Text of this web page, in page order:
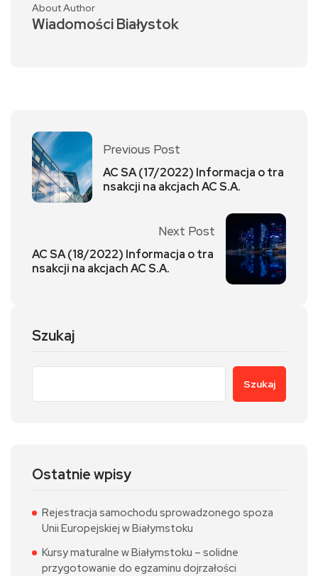
About Author
Wiadomości Białystok
Previous Post
AC SA (17/2022) Informacja o tra
nsakcji na akcjach AC S.A.
Next Post
AC SA (18/2022) Informacja o tra
nsakcji na akcjach AC S.A.
Szukaj
Szukaj
Ostatnie wpisy
Rejestracja samochodu sprowadzonego spoza
Unii Europejskiej w Białymstoku
Kursy maturalne w Białymstoku – solidne
przygotowanie do egzaminu dojrzałości